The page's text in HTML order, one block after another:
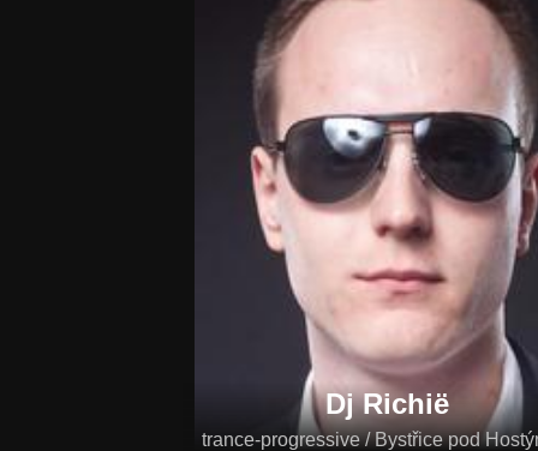
Dj Richië
trance-progressive / Bystřice pod